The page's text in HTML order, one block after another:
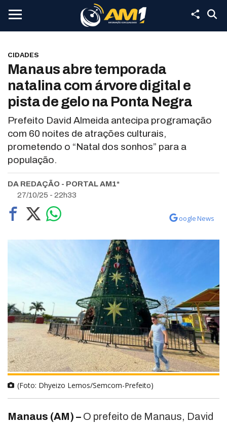
CIDADES
Manaus abre temporada
natalina com árvore digital e
pista de gelo na Ponta Negra
Prefeito David Almeida antecipa programação
com 60 noites de atrações culturais,
prometendo o “Natal dos sonhos” para a
população.
DA REDAÇÃO - PORTAL AM1*
27/10/25 - 22h33
oogle News
(Foto: Dhyeizo Lemos/Semcom-Prefeito)
Manaus (AM) – O prefeito de Manaus, David